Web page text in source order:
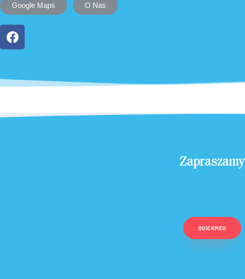
Google Maps O Nas
Zapraszamy
QUICKMED